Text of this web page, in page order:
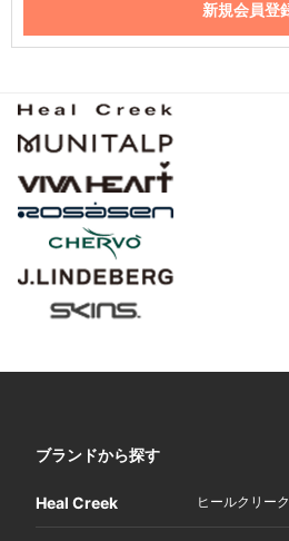
ブランドから探す
Heal Creek ヒールクリーク